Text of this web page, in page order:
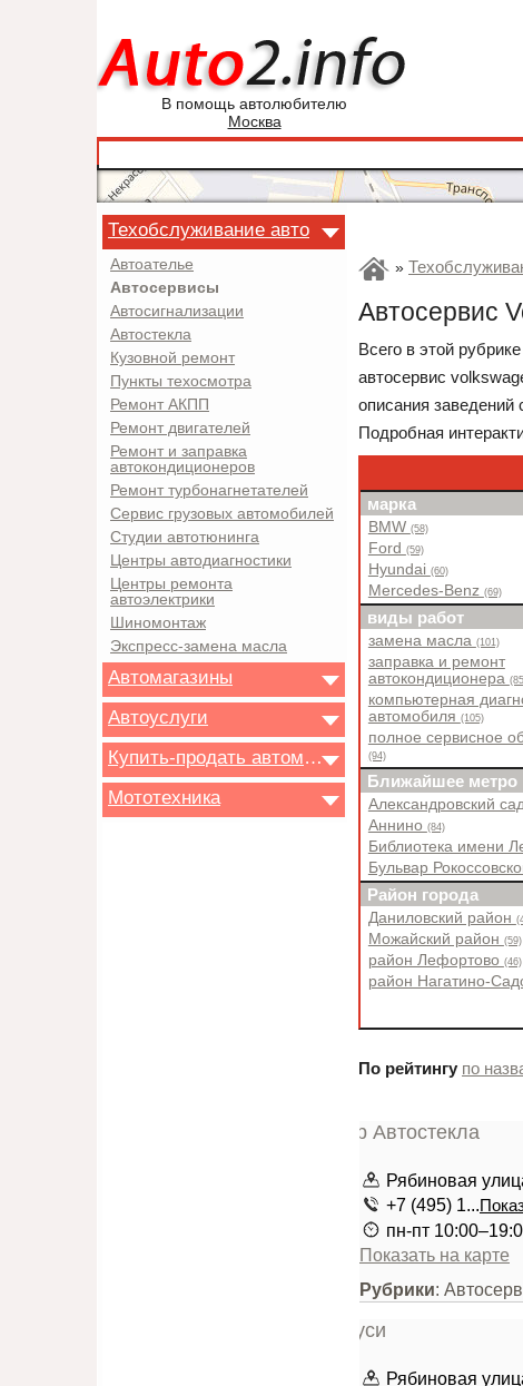
В помощь автолюбителю
Москва
Техобслуживание авто
Автоателье
Автосервисы
Автосигнализации
Автостекла
Кузовной ремонт
Пункты техосмотра
Ремонт АКПП
Ремонт двигателей
Ремонт и заправка
автокондиционеров
Ремонт турбонагнетателей
Сервис грузовых автомобилей
Студии автотюнинга
Центры автодиагностики
Центры ремонта
автоэлектрики
Шиномонтаж
Экспресс-замена масла
Автомагазины
Автоуслуги
Купить-продать автомобиль
Мототехника
»
Автосервис
Всего в этой
автосервис
описания
Подробная
марка
BMW (58)
Ford (59)
Hyundai (60)
Mercedes-Benz (69)
виды работ
замена масла (101)
заправка и ремонт
автокондиционера
компьютерная
автомобиля (105)
полное сервисное
(94)
Ближайшее метро
Александровский
Аннино (84)
Библиотека имени
Бульвар
Район города
Даниловский район
Можайский район (59)
район Лефортово (46)
район Нагатино-
По рейтингу по
Рябиновая
+7 (495) 1...
пн-пт
Показать на карте
Рубрики:
Рябиновая